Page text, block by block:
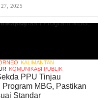
2025
KALIMANTAN
KOMUNIKASI PUBLIK
PPU Tinjau
MBG, Pastikan
Standar